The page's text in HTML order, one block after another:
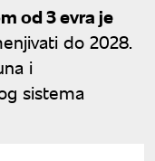
od 3 evra je
do 2028.
i
sistema